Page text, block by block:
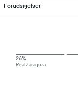
Forudsigelser
26%
Real Zaragoza